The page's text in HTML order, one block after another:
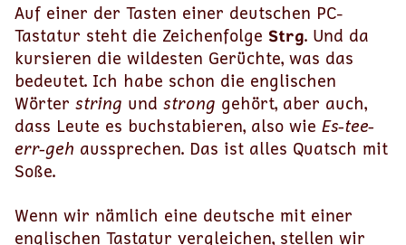
Auf einer der Tasten einer deutschen PC-
Tastatur steht die Zeichenfolge Strg. Und da
kursieren die wildesten Gerüchte, was das
bedeutet. Ich habe schon die englischen
Wörter string und strong gehört, aber auch,
dass Leute es buchstabieren, also wie Es-tee-
err-geh aussprechen. Das ist alles Quatsch mit
Soße.
Wenn wir nämlich eine deutsche mit einer
englischen Tastatur vergleichen, stellen wir